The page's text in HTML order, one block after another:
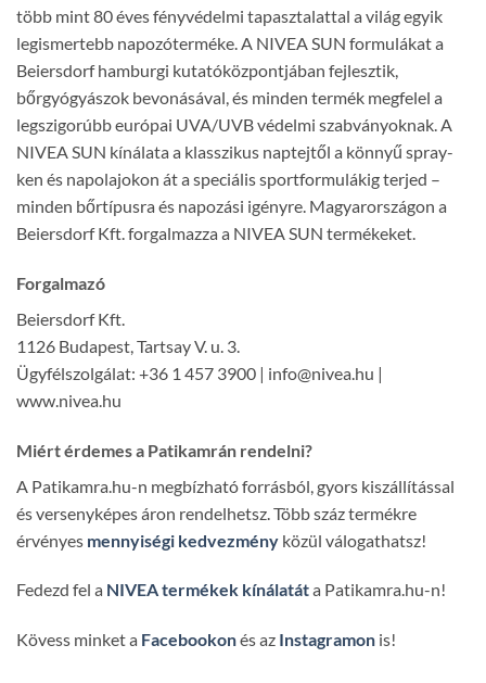
több mint 80 éves fényvédelmi tapasztalattal a világ egyik
legismertebb napozóterméke. A NIVEA SUN formulákat a
Beiersdorf hamburgi kutatóközpontjában fejlesztik,
bőrgyógyászok bevonásával, és minden termék megfelel a
legszigorúbb európai UVA/UVB védelmi szabványoknak. A
NIVEA SUN kínálata a klasszikus naptejtől a könnyű spray-
ken és napolajokon át a speciális sportformulákig terjed –
minden bőrtípusra és napozási igényre. Magyarországon a
Beiersdorf Kft. forgalmazza a NIVEA SUN termékeket.
Forgalmazó
Beiersdorf Kft.
1126 Budapest, Tartsay V. u. 3.
Ügyfélszolgálat: +36 1 457 3900 | info@nivea.hu |
www.nivea.hu
Miért érdemes a Patikamrán rendelni?
A Patikamra.hu-n megbízható forrásból, gyors kiszállítással
és versenyképes áron rendelhetsz. Több száz termékre
érvényes mennyiségi kedvezmény közül válogathatsz!
Fedezd fel a NIVEA termékek kínálatáta Patikamra.hu-n!
Kövess minket a Facebookonés az Instagramon is!